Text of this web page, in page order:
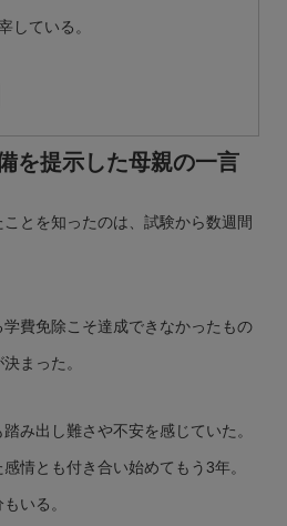
している。
を提示した母親の一言
とを知ったのは、試験から数週間
費免除こそ達成できなかったもの
まった。
み出し難さや不安を感じていた。
情とも付き合い始めてもう3年。
いる。